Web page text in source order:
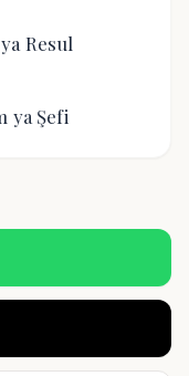
Resul
ya Şefi